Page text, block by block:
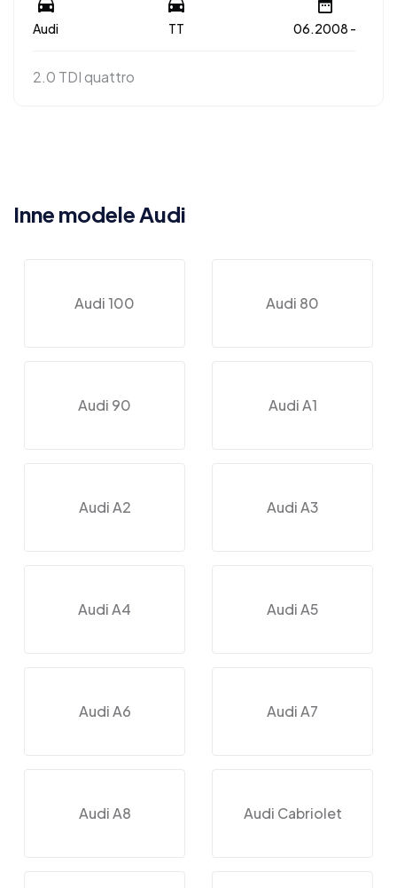
Audi TT 06.2008 -
2.0 TDI quattro
Inne modele Audi
Audi 100 Audi 80
Audi 90 Audi A1
Audi A2 Audi A3
Audi A4 Audi A5
Audi A6 Audi A7
Audi A8 Audi Cabriolet